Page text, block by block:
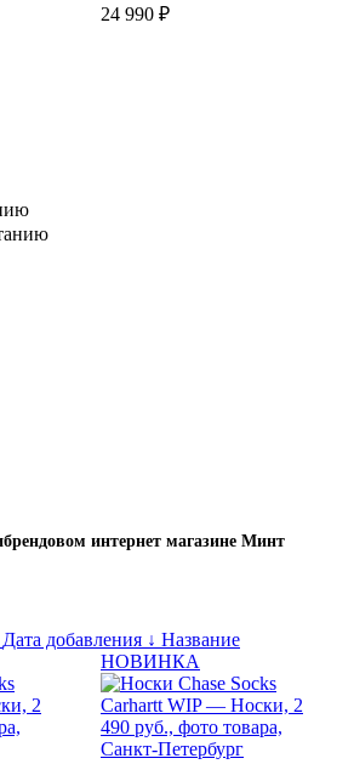
24 990 ₽
интернет магазине Минт
Дата добавления ↓ Название
НОВИНКА